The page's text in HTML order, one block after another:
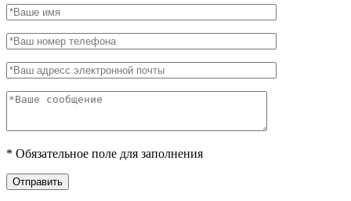
* Обязательное поле для заполнения
Отправить